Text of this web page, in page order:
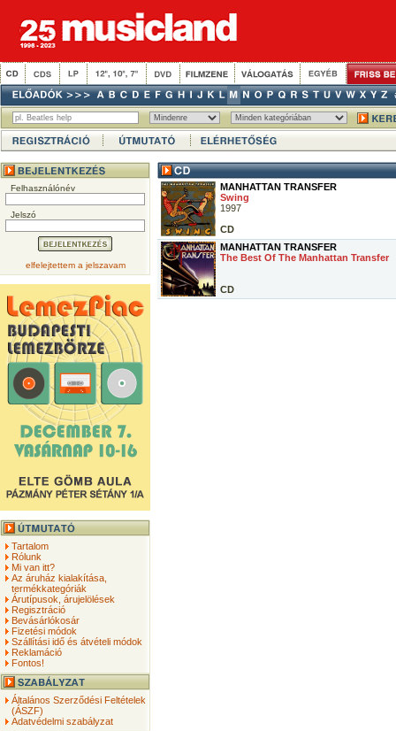
Felhasználónév
Jelszó
elfelejtettem a jelszavam
Tartalom
Rólunk
Mi van itt?
Az áruház kialakítása,
termékkategóriák
Árutípusok, árujelölések
Regisztráció
Bevásárlókosár
Fizetési módok
Szállítási idő és átvételi módok
Reklamáció
Fontos!
Általános Szerződési Feltételek
(ÁSZF)
Adatvédelmi szabályzat
MANHATTAN TRANSFER
Swing
1997
CD
MANHATTAN TRANSFER
The Best Of The Manhattan Transfer
CD